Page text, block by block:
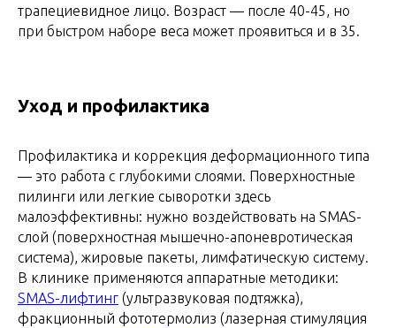
трапециевидное лицо. Возраст — после 40-45, но
при быстром наборе веса может проявиться и в 35.
Уход и профилактика
Профилактика и коррекция деформационного типа
— это работа с глубокими слоями. Поверхностные
пилинги или легкие сыворотки здесь
малоэффективны: нужно воздействовать на SMAS-
слой (поверхностная мышечно-апоневротическая
система), жировые пакеты, лимфатическую систему.
В клинике применяются аппаратные методики:
SMAS-лифтинг (ультразвуковая подтяжка),
фракционный фототермолиз (лазерная стимуляция